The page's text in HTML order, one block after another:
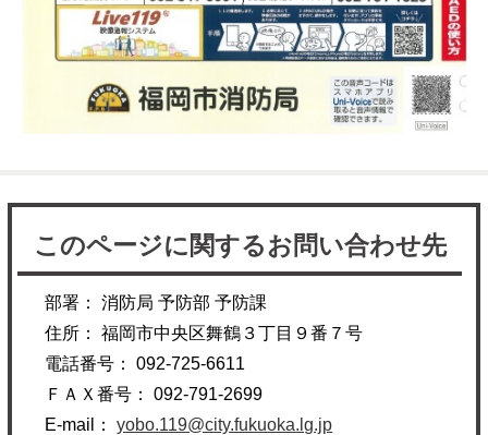
このページに関するお問い合わせ先
部署： 消防局 予防部 予防課
住所： 福岡市中央区舞鶴３丁目９番７号
電話番号： 092-725-6611
ＦＡＸ番号： 092-791-2699
E-mail：yobo.119@city.fukuoka.lg.jp